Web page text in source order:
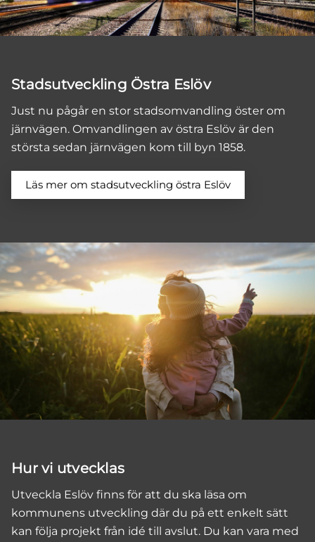
Stadsutveckling Östra Eslöv
Just nu pågår en stor stadsomvandling öster om
järnvägen. Omvandlingen av östra Eslöv är den
största sedan järnvägen kom till byn 1858.
Läs mer om stadsutveckling östra Eslöv
Hur vi utvecklas
Utveckla Eslöv finns för att du ska läsa om
kommunens utveckling där du på ett enkelt sätt
kan följa projekt från idé till avslut. Du kan vara med